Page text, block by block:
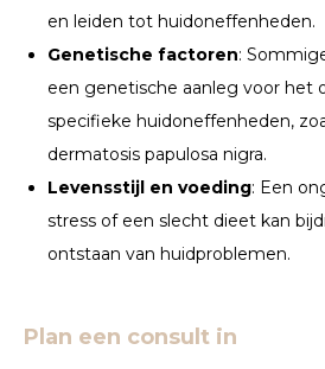
en leiden tot huidoneffenheden.
Genetische factoren:
een genetische aanleg voor het
specifieke huidoneffenheden,
dermatosis papulosa nigra.
Levensstijl en voeding: Een
stress of een slecht dieet kan
ontstaan van huidproblemen.
Plan een consult in